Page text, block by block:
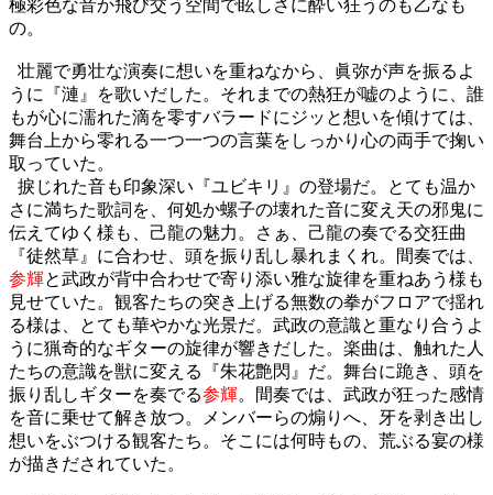
極彩色な音か飛び交う空間で眩しさに酔い狂うのも乙なも
の。
壮麗で勇壮な演奏に想いを重ねなから、眞弥が声を振るよ
うに『漣』を歌いだした。それまでの熱狂が嘘のように、誰
もが心に濡れた滴を零すバラードにジッと想いを傾けては、
舞台上から零れる一つ一つの言葉をしっかり心の両手で掬い
取っていた。
捩じれた音も印象深い『ユビキリ』の登場だ。とても温か
さに満ちた歌詞を、何処か螺子の壊れた音に変え天の邪鬼に
伝えてゆく様も、己龍の魅力。さぁ、己龍の奏でる交狂曲
『徒然草』に合わせ、頭を振り乱し暴れまくれ。間奏では、
参輝と武政が背中合わせで寄り添い雅な旋律を重ねあう様も
見せていた。観客たちの突き上げる無数の拳がフロアで揺れ
る様は、とても華やかな光景だ。武政の意識と重なり合うよ
うに猟奇的なギターの旋律が響きだした。楽曲は、触れた人
たちの意識を獣に変える『朱花艶閃』だ。舞台に跪き、頭を
振り乱しギターを奏でる参輝。間奏では、武政が狂った感情
を音に乗せて解き放つ。メンバーらの煽りへ、牙を剥き出し
想いをぶつける観客たち。そこには何時もの、荒ぶる宴の様
が描きだされていた。